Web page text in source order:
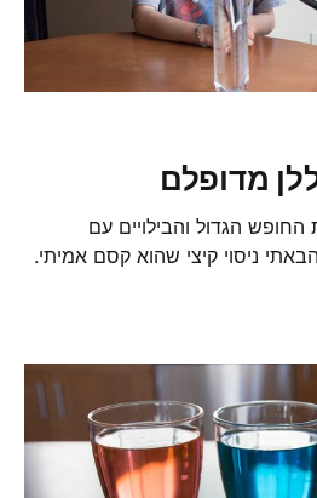
מדופלם
הגדול והבילויים עם
ניסוי קיצי שהוא קסם אמיתי.